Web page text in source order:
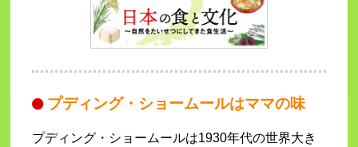
プディング・ショームールはママの味
プディング・ショームールは1930年代の世界大き